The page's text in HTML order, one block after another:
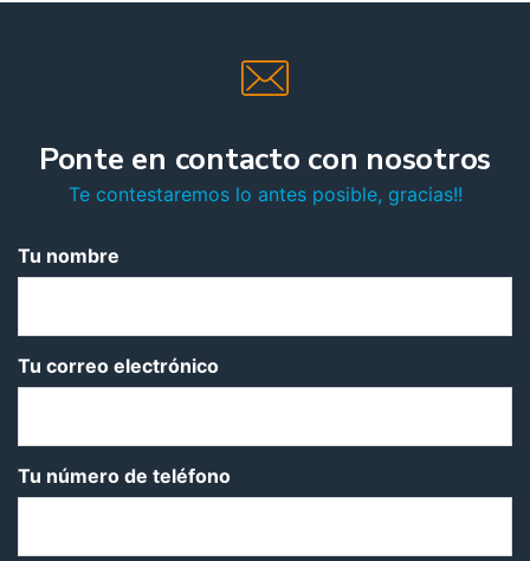
Ponte en contacto con nosotros
Te contestaremos lo antes posible, gracias!!
Tu nombre
Tu correo electrónico
Tu número de teléfono